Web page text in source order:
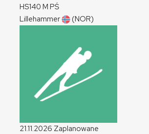
HS140 M PŚ
Lillehammer
(NOR)
21.11.2026 Zaplanowane